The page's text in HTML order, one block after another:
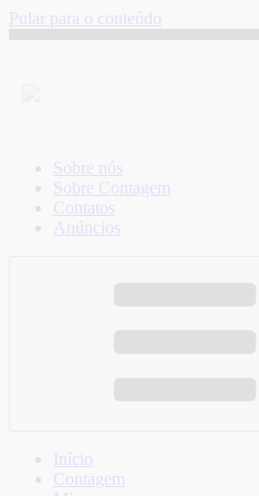
Pular para o conteúdo
Sobre nós
Sobre Contagem
Contatos
Anúncios
Início
Contagem